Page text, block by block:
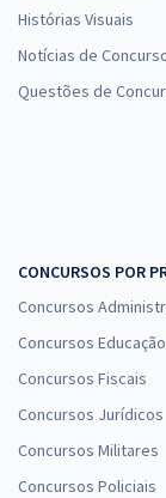
Histórias Visuais
Notícias de
Questões de
CONCURSOS POR
Concursos
Concursos Educação
Concursos Fiscais
Concursos Jurídicos
Concursos Militares
Concursos Policiais